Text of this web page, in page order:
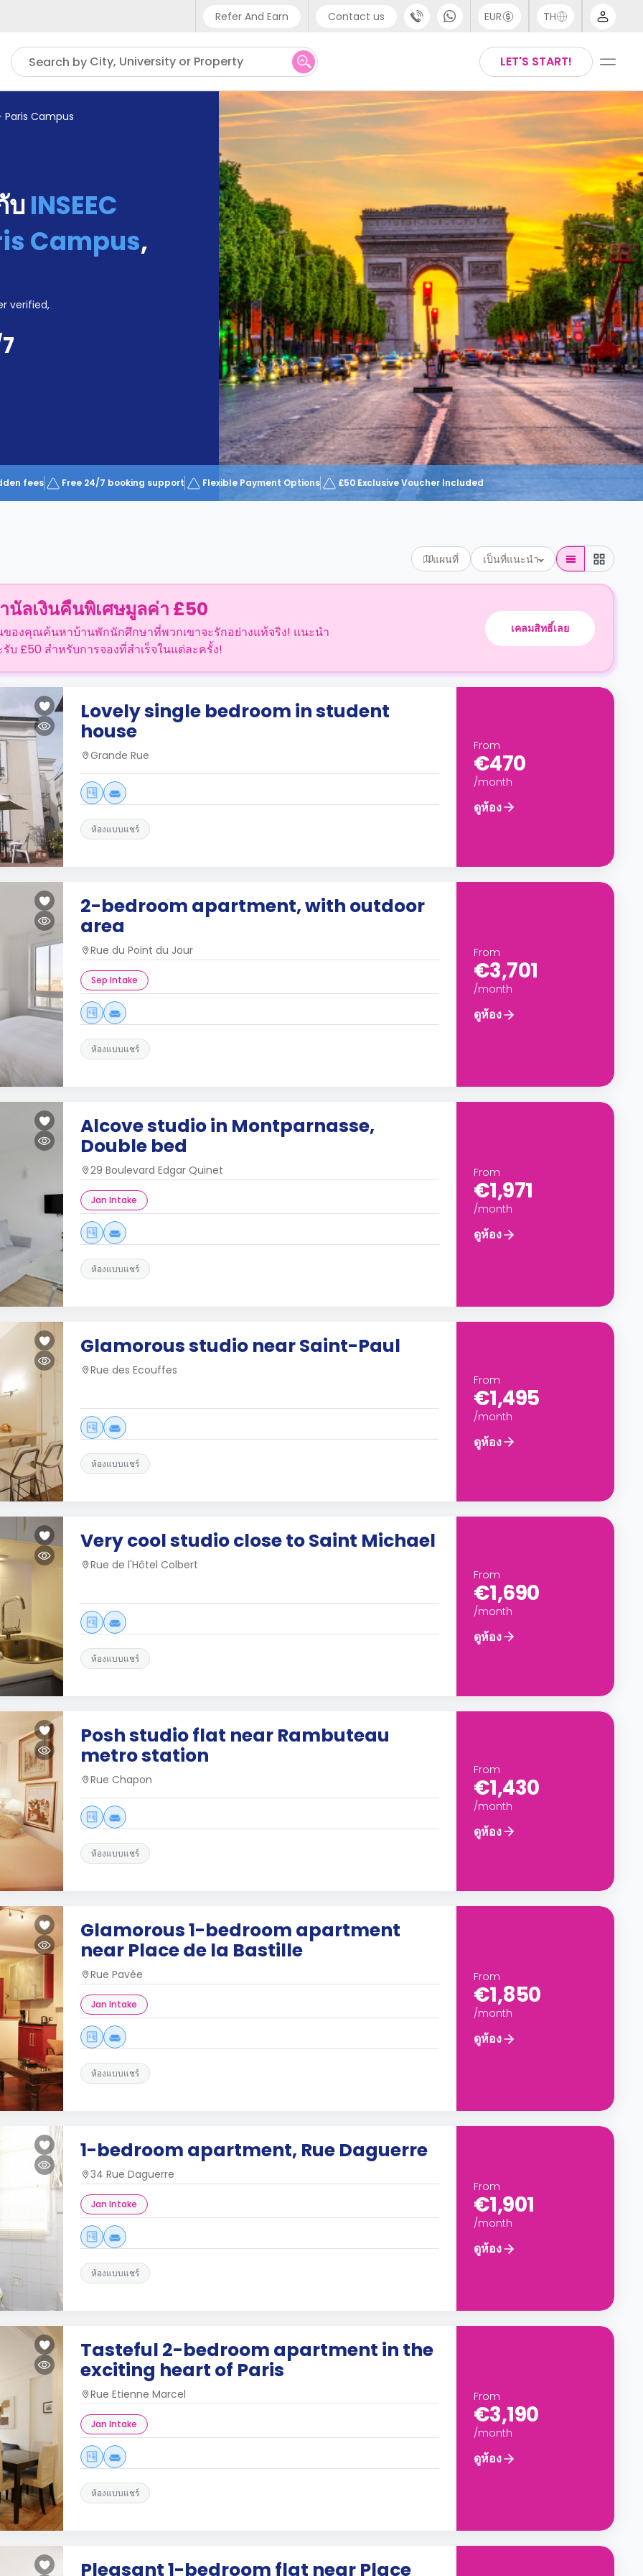
Refer And Earn Contact us
Phone support
UK - +44 (0) 20 3871 8666
IN - +91 (80) 3711 1326
US - +1 (646) 718 6172
EUR TH
LET'S START!
Search by City, University or Property
Paris Campus
บINSEEC
Campus,
verified,
fees Free 24/7 booking support Flexible Payment Options £50 Exclusive Voucher Included
แผนที่ เป็นที่แนะนำ
นัลเงินคืนพิเศษมูลค่า £50
ของคุณค้นหาบ้านพักนักศึกษาที่พวกเขาจะรักอย่างแท้จริง! แนะนำ
บ £50 สำหรับการจองที่สำเร็จในแต่ละครั้ง!
เคลมสิทธิ์เลย
Lovely single bedroom in student
house
Grande Rue
ห้องแบบแชร์
From
€470
/month
ดูห้อง
2-bedroom apartment, with outdoor
area
Rue du Point du Jour
Sep Intake
ห้องแบบแชร์
From
€3,701
/month
ดูห้อง
Alcove studio in Montparnasse,
Double bed
29 Boulevard Edgar Quinet
Jan Intake
ห้องแบบแชร์
From
€1,971
/month
ดูห้อง
Glamorous studio near Saint-Paul
Rue des Ecouffes
ห้องแบบแชร์
From
€1,495
/month
ดูห้อง
Very cool studio close to Saint Michael
Rue de l'Hôtel Colbert
ห้องแบบแชร์
From
€1,690
/month
ดูห้อง
Posh studio flat near Rambuteau
metro station
Rue Chapon
ห้องแบบแชร์
From
€1,430
/month
ดูห้อง
Glamorous 1-bedroom apartment
near Place de la Bastille
Rue Pavée
Jan Intake
ห้องแบบแชร์
From
€1,850
/month
ดูห้อง
1-bedroom apartment, Rue Daguerre
34 Rue Daguerre
Jan Intake
ห้องแบบแชร์
From
€1,901
/month
ดูห้อง
Tasteful 2-bedroom apartment in the
exciting heart of Paris
Rue Etienne Marcel
Jan Intake
ห้องแบบแชร์
From
€3,190
/month
ดูห้อง
Pleasant 1-bedroom flat near Place